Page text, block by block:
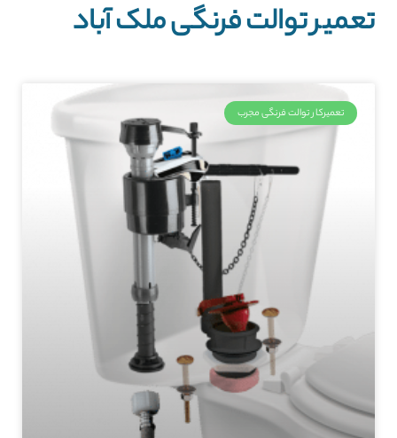
تعمیر توالت فرنگی ملک آباد
تعمیرکار توالت فرنگی مجرب